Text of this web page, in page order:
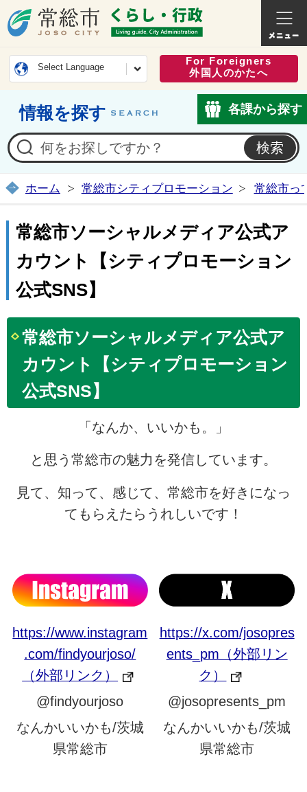
常総市公式ホームページ
くらし
Select Language
For Foreigners
外国人のかたへ
情報を探す 各課から探す
ホーム 常総市シティプロモーション 常総市っ
常総市ソーシャルメディア公式ア
カウント【シティプロモーション
公式SNS】
常総市ソーシャルメディア公式ア
カウント【シティプロモーション
公式SNS】
「なんか、いいかも。」
と思う常総市の魅力を発信しています。
見て、知って、感じて、常総市を好きになっ
てもらえたらうれしいです！
https://www.instagram
.com/findyourjoso/
（外部リンク）
@findyourjoso
なんかいいかも/茨城
県常総市
https://x.com/josopres
ents_pm（外部リン
ク）
@josopresents_pm
なんかいいかも/茨城
県常総市